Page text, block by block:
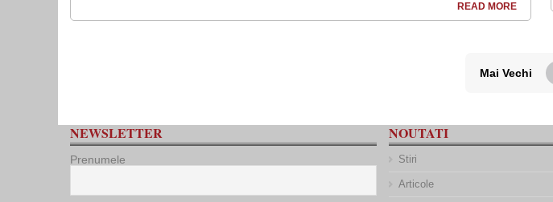
READ MORE
Mai Vechi
NEWSLETTER
Prenumele
NOUTATI
Stiri
Articole